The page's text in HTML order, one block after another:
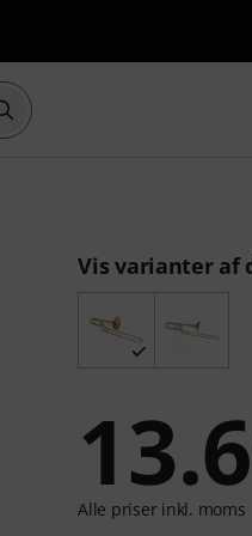
Start søgning med
Vis varianter af
Alle priser inkl. moms